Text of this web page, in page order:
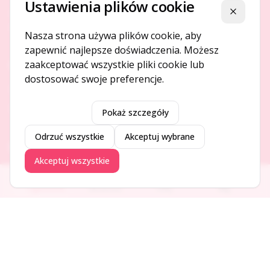
Platforma ogłoszeń i firm, która łączy ludzi i rozwija biznes
O NAS
DODAJ I PROMUJ
Dodaj ogłoszenie
Dodaj firmę
Ogłoszenia Aktualności Firmy Blog
Ustawienia plików cookie Zamknij
Nasza strona używa plików cookie, aby
zapewnić najlepsze doświadczenia. Możesz
zaakceptować wszystkie pliki cookie lub
dostosować swoje preferencje.
Pokaż szczegóły
Odrzuć wszystkie Akceptuj wybrane
Akceptuj wszystkie